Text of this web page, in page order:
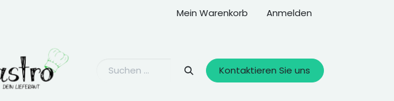
Mein Warenkorb Anmelden
Kontaktieren Sie uns